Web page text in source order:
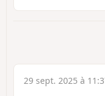
29 sept. 2025 à